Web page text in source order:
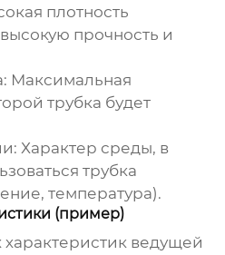
плотность
прочность и
Максимальная
трубка будет
Характер среды, в
трубка
температура).
(пример)
ведущей